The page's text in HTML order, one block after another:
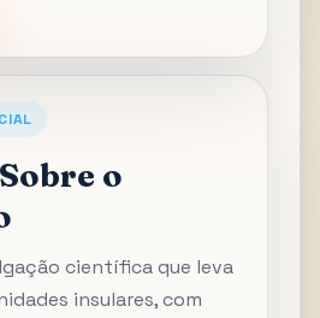
o
científica que leva
insulares, com